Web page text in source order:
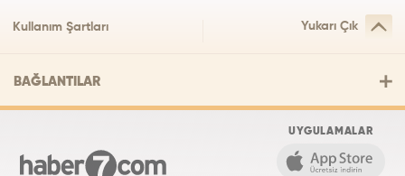
Kullanım Şartları Yukarı Çık
BAĞLANTILAR
UYGULAMALAR